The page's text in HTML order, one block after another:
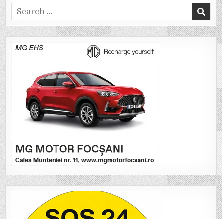
Search
for: